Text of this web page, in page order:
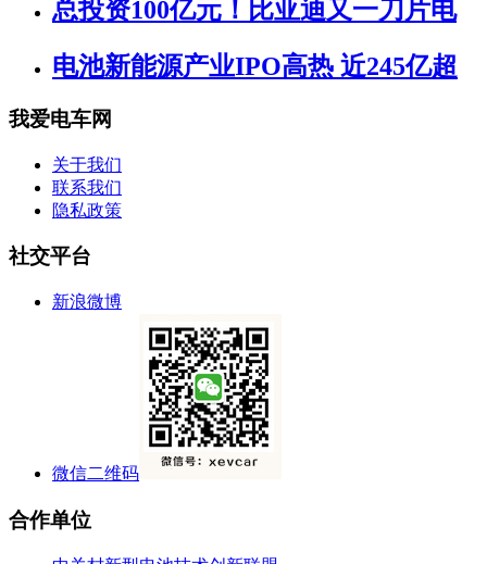
总投资100亿元！比亚迪又一刀片电
电池新能源产业IPO高热 近245亿超
我爱电车网
关于我们
联系我们
隐私政策
社交平台
新浪微博
微信二维码
合作单位